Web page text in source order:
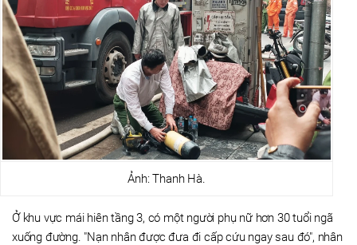
Ảnh: Thanh Hà.
Ở khu vực mái hiên tầng 3, có một người phụ nữ hơn 30 tuổi ngã
xuống đường. "Nạn nhân được đưa đi cấp cứu ngay sau đó", nhân